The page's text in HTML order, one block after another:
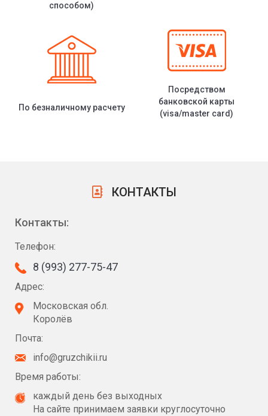
способом)
По безналичному расчету
Посредством
банковской карты
(visa/master card)
КОНТАКТЫ
Контакты:
Телефон:
8 (993) 277-75-47
Адрес:
Московская обл.
Королёв
Почта:
info@gruzchikii.ru
Время работы:
каждый день без выходных
На сайте принимаем заявки круглосуточно